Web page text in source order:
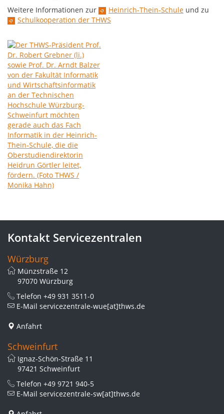
Weitere Informationen zur
Heinrich-Thein-Schule und zu
Schulkooperation der THWS
Kontakt Servicezentralen
Würzburg
Münzstraße 12
97070 Würzburg
Telefon +49 931 3511-0
E-Mail servicezentrale-wue[at]thws.de
Anfahrt
Schweinfurt
Ignaz-Schön-Straße 11
97421 Schweinfurt
Telefon +49 9721 940-5
E-Mail servicezentrale-sw[at]thws.de